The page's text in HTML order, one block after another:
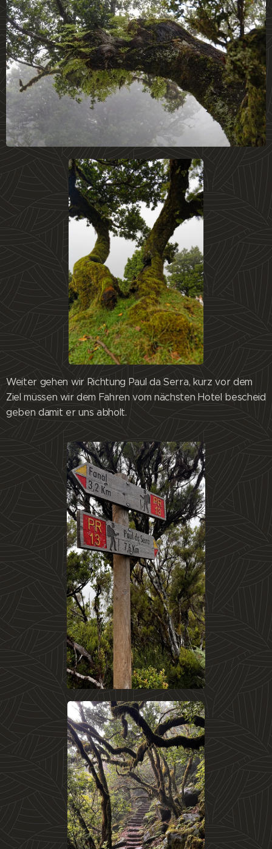
Weiter gehen wir Richtung Paul da Serra, kurz vor dem
Ziel müssen wir dem Fahren vom nächsten Hotel bescheid
geben damit er uns abholt.